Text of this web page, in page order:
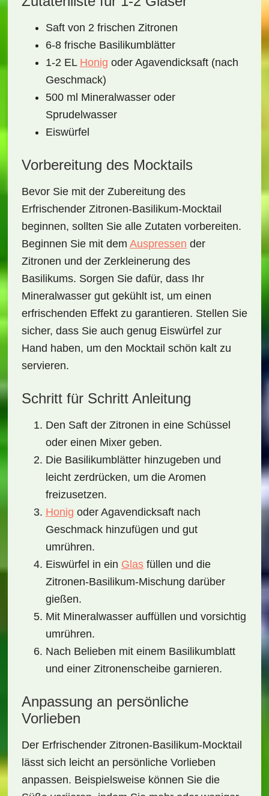
Saft von 2 frischen Zitronen
6-8 frische Basilikumblätter
1-2 EL Honig oder Agavendicksaft (nach
Geschmack)
500 ml Mineralwasser oder
Sprudelwasser
Eiswürfel
Vorbereitung des Mocktails
Bevor Sie mit der Zubereitung des
Erfrischender Zitronen-Basilikum-Mocktail
beginnen, sollten Sie alle Zutaten vorbereiten.
Beginnen Sie mit dem Auspressen der
Zitronen und der Zerkleinerung des
Basilikums. Sorgen Sie dafür, dass Ihr
Mineralwasser gut gekühlt ist, um einen
erfrischenden Effekt zu garantieren. Stellen Sie
sicher, dass Sie auch genug Eiswürfel zur
Hand haben, um den Mocktail schön kalt zu
servieren.
Schritt für Schritt Anleitung
Den Saft der Zitronen in eine Schüssel
oder einen Mixer geben.
Die Basilikumblätter hinzugeben und
leicht zerdrücken, um die Aromen
freizusetzen.
Honig oder Agavendicksaft nach
Geschmack hinzufügen und gut
umrühren.
Eiswürfel in ein Glasfüllen und die
Zitronen-Basilikum-Mischung darüber
gießen.
Mit Mineralwasser auffüllen und vorsichtig
umrühren.
Nach Belieben mit einem Basilikumblatt
und einer Zitronenscheibe garnieren.
Anpassung an persönliche
Vorlieben
Der Erfrischender Zitronen-Basilikum-Mocktail
lässt sich leicht an persönliche Vorlieben
anpassen. Beispielsweise können Sie die